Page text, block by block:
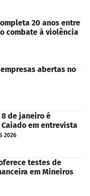
20 anos entre
combate à violência
abertas no
de janeiro é
em entrevista
2026
testes de
em Mineiros